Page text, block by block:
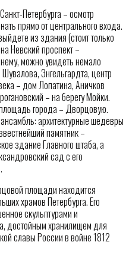
Петербурга – осмотр
прямо от центрального входа.
из здания (стоит только
Невский проспект –
можно увидеть немало
Энгельгардта, центр
– дом Лопатина, Аничков
– на берегу Мойки.
города – Дворцовую.
архитектурные шедевры
памятник –
здание Главного штаба, а
сад с его
площади находится
храмов Петербурга. Его
скульптурами и
достойным хранилищем для
славы России в войне 1812